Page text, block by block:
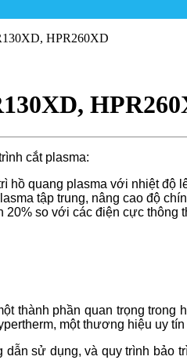
HPR260XD
cắt plasma:
quang plasma với nhiệt độ
tập trung, nâng cao độ
20% so với các điện cực thông
thành phần quan trọng
một thương hiệu uy
sử dụng, và quy trình